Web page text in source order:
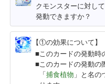
クモンスターに対し
発動できますか？
【①の効果について】
このカードの発動時
このカードの発動の
「捕食植物 」と名